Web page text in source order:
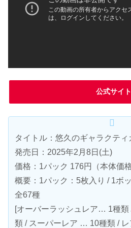
公式サイト
タイトル：悠久のギャラクティ
発売日：2025年2月8日(土)
価格：1パック 176円（本体価
概要：1パック：5枚入り / 1ボ
全67種
[オーバーラッシュレア… 1種
類 / スーパーレア … 10種類 /